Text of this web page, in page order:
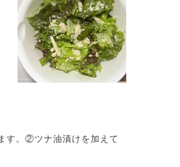
す。②ツナ油漬けを加えて